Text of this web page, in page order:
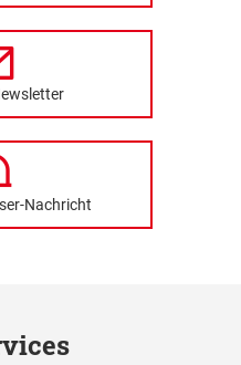
Nachricht